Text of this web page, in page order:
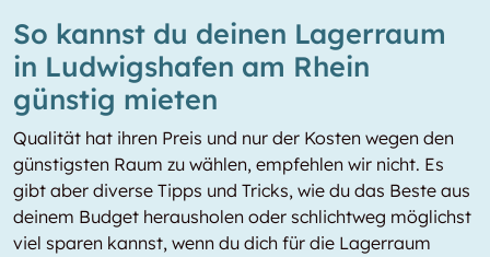
So kannst du deinen Lagerraum
in Ludwigshafen am Rhein
günstig mieten
Qualität hat ihren Preis und nur der Kosten wegen den
günstigsten Raum zu wählen, empfehlen wir nicht. Es
gibt aber diverse Tipps und Tricks, wie du das Beste aus
deinem Budget herausholen oder schlichtweg möglichst
viel sparen kannst, wenn du dich für die Lagerraum